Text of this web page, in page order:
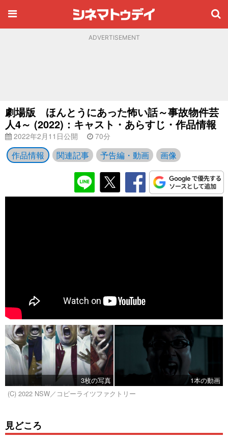
ADVERTISEMENT
劇場版 ほんとうにあった怖い話～事故物件芸
人4～ (2022)：キャスト・あらすじ・作品情報
2022年2月11日公開 70分
作品情報 関連記事 予告編・動画 画像
3枚の写真
1本の動画
(C) 2022 NSW／コピーライツファクトリー
見どころ